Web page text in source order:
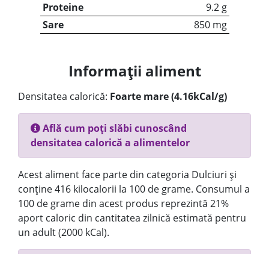
Proteine
9.2 g
Sare
850 mg
Informații aliment
Densitatea calorică: Foarte mare (4.16kCal/g)
Află cum poți slăbi cunoscând
densitatea calorică a alimentelor
Acest aliment face parte din categoria Dulciuri și
conține 416 kilocalorii la 100 de grame. Consumul a
100 de grame din acest produs reprezintă 21%
aport caloric din cantitatea zilnică estimată pentru
un adult (2000 kCal).